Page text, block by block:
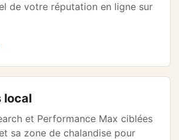
de votre réputation en ligne sur
local
et Performance Max ciblées
sa zone de chalandise pour